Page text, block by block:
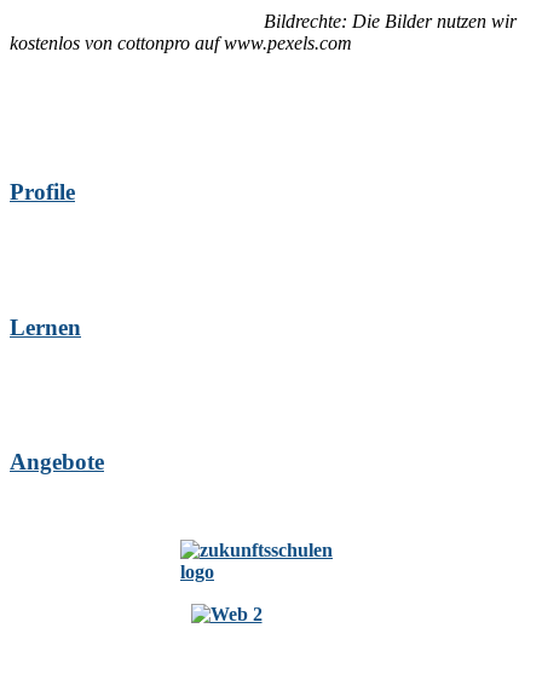
Bildrechte: Die Bilder nutzen wir
kostenlos von cottonpro auf www.pexels.com
Profile
Lernen
Angebote